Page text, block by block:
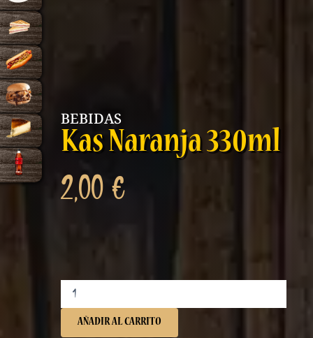
BEBIDAS
Kas Naranja 330ml
2,00 €
Kas
Naranja
330ml
cantidad
AÑADIR AL CARRITO